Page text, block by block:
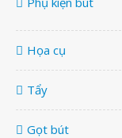
Họa cụ
Tẩy
Gọt bút